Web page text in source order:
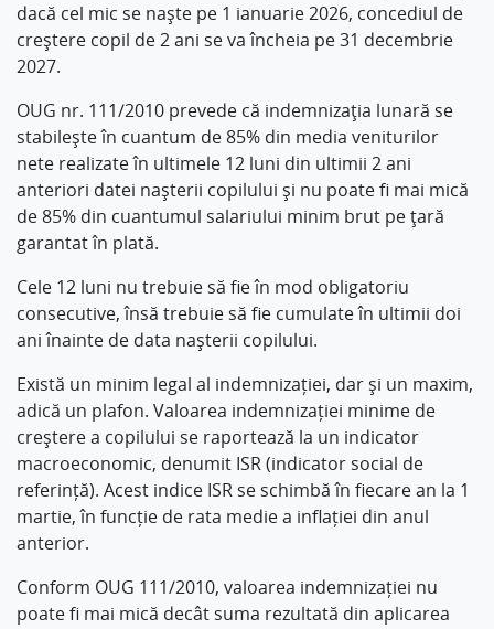
dacă cel mic se naște pe 1 ianuarie 2026, concediul de
creștere copil de 2 ani se va încheia pe 31 decembrie
2027.
OUG nr. 111/2010 prevede că indemnizaţia lunară se
stabileşte în cuantum de 85% din media veniturilor
nete realizate în ultimele 12 luni din ultimii 2 ani
anteriori datei naşterii copilului şi nu poate fi mai mică
de 85% din cuantumul salariului minim brut pe ţară
garantat în plată.
Cele 12 luni nu trebuie să fie în mod obligatoriu
consecutive, însă trebuie să fie cumulate în ultimii doi
ani înainte de data nașterii copilului.
Există un minim legal al indemnizației, dar și un maxim,
adică un plafon. Valoarea indemnizației minime de
creștere a copilului se raportează la un indicator
macroeconomic, denumit ISR (indicator social de
referință). Acest indice ISR se schimbă în fiecare an la 1
martie, în funcție de rata medie a inflației din anul
anterior.
Conform OUG 111/2010, valoarea indemnizației nu
poate fi mai mică decât suma rezultată din aplicarea